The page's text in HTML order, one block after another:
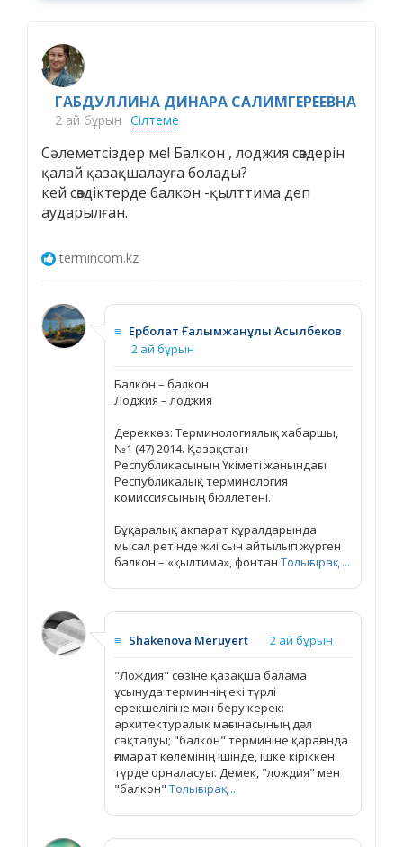
ГАБДУЛЛИНА ДИНАРА САЛИМГЕРЕЕВНА
2 ай бұрын Сілтеме
Cәлеметсіздер ме! Балкон , лоджия сөздерін
қалай қазақшалауға болады?
кей сөздіктерде балкон -қылттима деп
аударылған.
termincom.kz
≡ Ерболат Ғалымжанұлы Асылбеков
2 ай бұрын
Балкон – балкон
Лоджия – лоджия
Дереккөз: Терминологиялық хабаршы,
№1 (47) 2014. Қазақстан
Республикасының Үкіметі жанындағы
Республикалық терминология
комиссиясының бюллетені.
Бұқаралық ақпарат құралдарында
мысал ретінде жиі сын айтылып жүрген
балкон – «қылтима», фонтан Толығырақ ...
≡ Shakenova Meruyert 2 ай бұрын
"Лождия" сөзіне қазақша балама
ұсынуда терминнің екі түрлі
ерекшелігіне мән беру керек:
архитектуралық мағынасының дәл
сақталуы; "балкон" терминіне қарағанда
ғимарат көлемінің ішінде, ішке кіріккен
түрде орналасуы. Демек, "лождия" мен
"балкон" Толығырақ ...